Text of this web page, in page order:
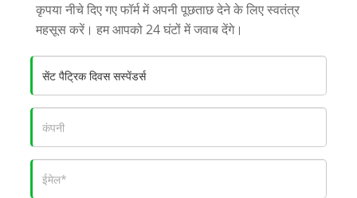
कृपया नीचे दिए गए फॉर्म में अपनी पूछताछ देने के लिए स्वतंत्र
महसूस करें। हम आपको 24 घंटों में जवाब देंगे।